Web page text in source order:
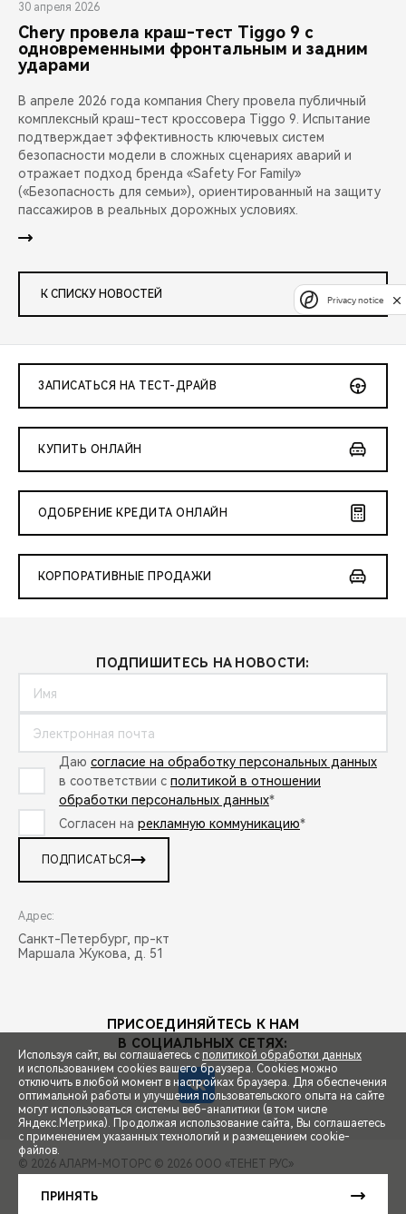
СПЕЦПРЕДЛОЖЕНИЯ
ЗАПИСЬ НА ТЕСТ-ДРАЙВ
30 апреля 2026
Chery провела краш-тест Tiggo 9 с
одновременными фронтальным и задним
ударами
В апреле 2026 года компания Chery провела публичный
комплексный краш-тест кроссовера Tiggo 9. Испытание
подтверждает эффективность ключевых систем
безопасности модели в сложных сценариях аварий и
отражает подход бренда «Safety For Family»
(«Безопасность для семьи»), ориентированный на защиту
пассажиров в реальных дорожных условиях.
К СПИСКУ НОВОСТЕЙ
ЗАПИСАТЬСЯ НА ТЕСТ-ДРАЙВ
КУПИТЬ ОНЛАЙН
ОДОБРЕНИЕ КРЕДИТА ОНЛАЙН
КОРПОРАТИВНЫЕ ПРОДАЖИ
ПОДПИШИТЕСЬ НА НОВОСТИ:
Даю согласие на обработку персональных данных
в соответствии с политикой в отношении
обработки персональных данных*
Согласен на рекламную коммуникацию*
ПОДПИСАТЬСЯ
Адрес:
Санкт-Петербург, пр-кт
Маршала Жукова, д. 51
ПРИСОЕДИНЯЙТЕСЬ К НАМ
В СОЦИАЛЬНЫХ СЕТЯХ:
© 2026 АЛАРМ-МОТОРС © 2026 ООО «ТЕНЕТ РУС»
Сделано в ПЕРКС
Используя сайт, вы соглашаетесь с политикой обработки данных
и использованием cookies вашего браузера. Cookies можно
отключить в любой момент в настройках браузера. Для обеспечения
оптимальной работы и улучшения пользовательского опыта на сайте
могут использоваться системы веб-аналитики (в том числе
Яндекс.Метрика). Продолжая использование сайта, Вы соглашаетесь
с применением указанных технологий и размещением cookie-
файлов.
ПРИНЯТЬ
Privacy notice